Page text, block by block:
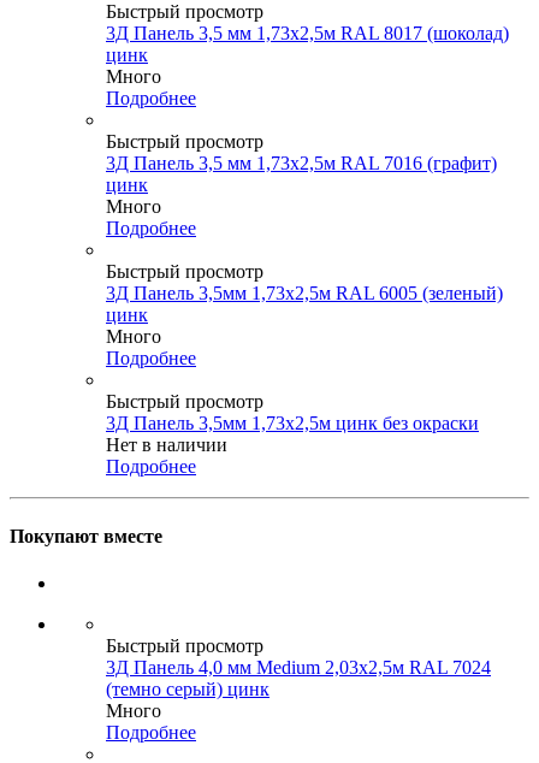
Быстрый просмотр
3Д Панель 3,5 мм 1,73х2,5м RAL 8017 (шоколад)
цинк
Много
Подробнее
Быстрый просмотр
3Д Панель 3,5 мм 1,73х2,5м RAL 7016 (графит)
цинк
Много
Подробнее
Быстрый просмотр
3Д Панель 3,5мм 1,73х2,5м RAL 6005 (зеленый)
цинк
Много
Подробнее
Быстрый просмотр
3Д Панель 3,5мм 1,73х2,5м цинк без окраски
Нет в наличии
Подробнее
Покупают вместе
Быстрый просмотр
3Д Панель 4,0 мм Medium 2,03х2,5м RAL 7024
(темно серый) цинк
Много
Подробнее